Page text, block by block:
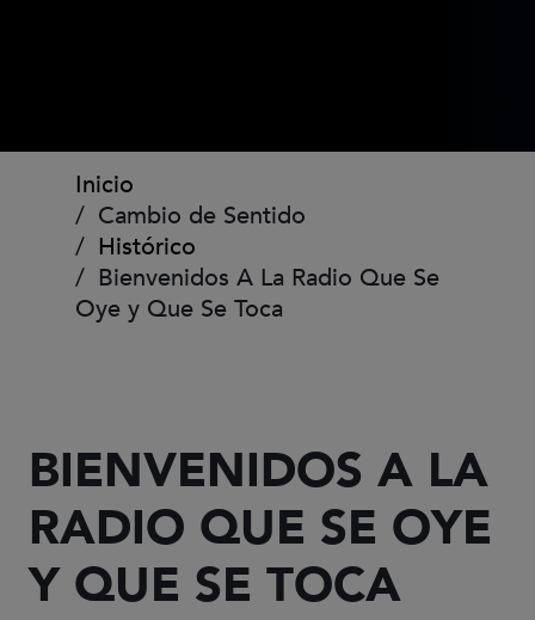
Ruta de navegación
Inicio
Cambio de Sentido
Histórico
Bienvenidos A La Radio Que Se
Oye y Que Se Toca
BIENVENIDOS A LA
RADIO QUE SE OYE
Y QUE SE TOCA